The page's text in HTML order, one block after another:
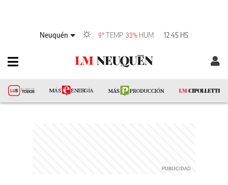
Neuquén 9°TEMP 33% HUM 12:45 HS